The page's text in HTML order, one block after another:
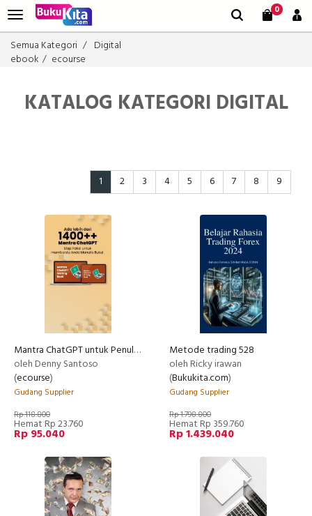
0
Semua Kategori
Digital
ebook
ecourse
KATALOG KATEGORI DIGITAL
1 2 3 4 5 6 7 8 9
Mantra ChatGPT untuk Penulisan Buku RECOMMENDED
oleh Denny Santoso
(ecourse)
Gudang Supplier
Rp 118.800
Hemat Rp 23.760
Rp 95.040
Metode trading 528
oleh Ricky irawan
(Bukukita.com)
Gudang Supplier
Rp 1.798.800
Hemat Rp 359.760
Rp 1.439.040